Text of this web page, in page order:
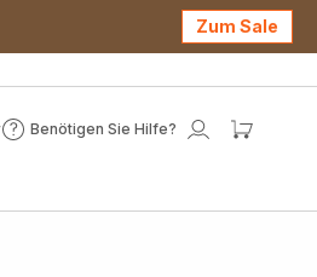
Zum Sale
Benötigen Sie Hilfe?
Benötigen
Mein